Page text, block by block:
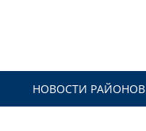
НОВОСТИ РАЙОНОВ